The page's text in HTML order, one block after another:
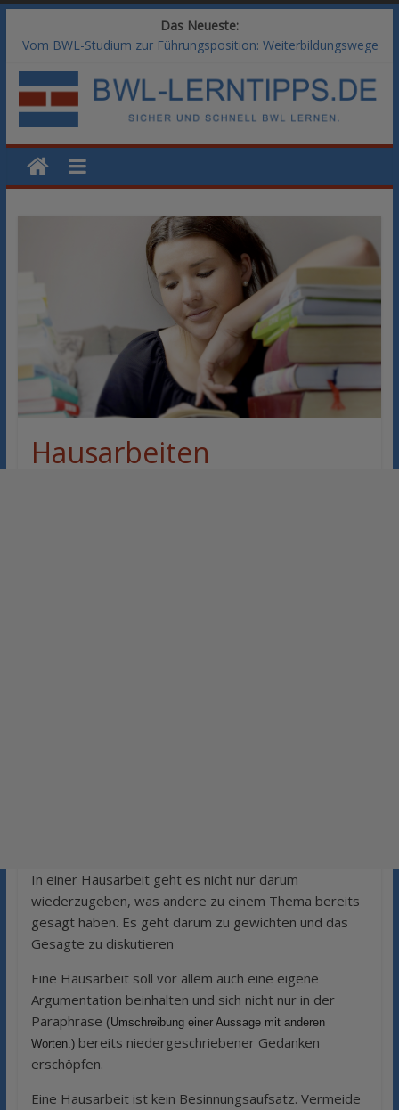
Das Neueste:
Vom BWL-Studium zur Führungsposition: Weiterbildungswege
Rechnungswesen im BWL-Studium: Digitale Tools für die
Finanzbuchhaltung
KI-Kompetenz im BWL-Studium: Controlling und
Datenanalyse verstehen
Methoden der Personalentwicklung: Blended Learning versus
klassische Präsenzschulung im Vergleich
erwarten
Hausarbeiten
In einer Hausarbeit geht es nicht nur darum
wiederzugeben, was andere zu einem Thema bereits
gesagt haben. Es geht darum zu gewichten und das
Gesagte zu diskutieren
Eine Hausarbeit soll vor allem auch eine eigene
Argumentation beinhalten und sich nicht nur in der
Paraphrase (Umschreibung einer Aussage mit anderen
Worten.) bereits niedergeschriebener Gedanken
erschöpfen.
Eine Hausarbeit ist kein Besinnungsaufsatz. Vermeide